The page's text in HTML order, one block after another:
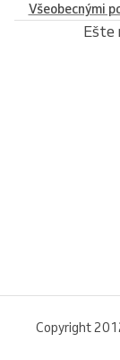
Všeobecnými
Ešte
Copyright